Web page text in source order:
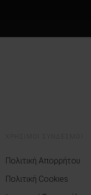
Πολιτική Απορρήτου
Πολιτική Cookies